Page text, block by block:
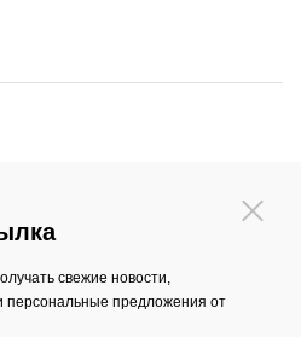
свежие новости,
персональные предложения от